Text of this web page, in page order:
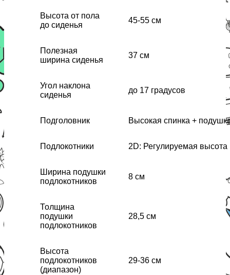
Высота от пола
до сиденья
45-55 см
Полезная
ширина сиденья
37 см
Угол наклона
сиденья
до 17 градусов
Подголовник Высокая спинка +
Подлокотники 2D: Регулируемая
Ширина подушки
подлокотников
8 см
Толщина
подушки
подлокотников
28,5 см
Высота
подлокотников
(диапазон)
29-36 см